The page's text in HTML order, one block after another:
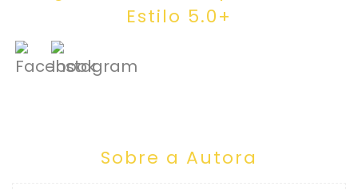
Estilo 5.0+
Sobre a Autora